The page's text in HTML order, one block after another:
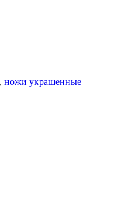
, ножи украшенные